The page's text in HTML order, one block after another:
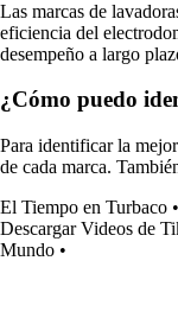
Las marcas de
eficiencia del
desempeño a largo
¿Cómo puedo
Para identificar la
de cada marca.
El Tiempo en Turbaco •
Descargar Videos de
Mundo •